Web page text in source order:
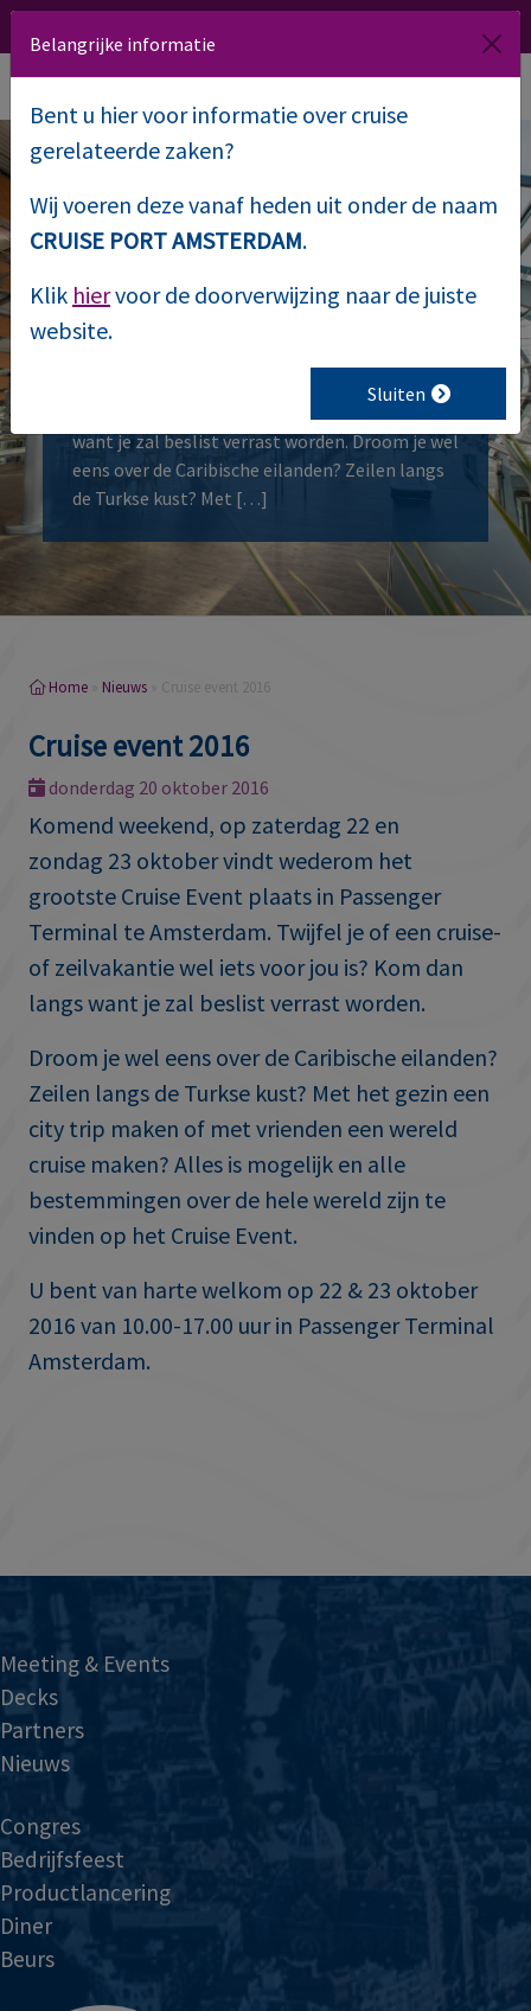
Cruise event 2016
Komend weekend, op zaterdag 22 en zondag 23
oktober vindt wederom het grootste Cruise
Amsterdam. Twijfel je of een cruise- of
want je zal beslist verrast worden. Droom je wel
eens over de Caribische eilanden? Zeilen langs
de Turkse kust? Met […]
Home Nieuws Cruise event 2016
Cruise event 2016
donderdag 20 oktober 2016
Komend weekend, op zaterdag 22 en
zondag 23 oktober vindt wederom het
grootste Cruise Event plaats in Passenger
Terminal te Amsterdam. Twijfel je of een cruise-
of zeilvakantie wel iets voor jou is? Kom dan
langs want je zal beslist verrast worden.
Droom je wel eens over de Caribische eilanden?
Zeilen langs de Turkse kust? Met het gezin een
city trip maken of met vrienden een wereld
cruise maken? Alles is mogelijk en alle
bestemmingen over de hele wereld zijn te
vinden op het Cruise Event.
U bent van harte welkom op 22 & 23 oktober
2016 van 10.00-17.00 uur in Passenger Terminal
Amsterdam.
Meeting & Events
Decks
Partners
Nieuws
Congres
Bedrijfsfeest
Productlancering
Diner
Beurs
Belangrijke informatie
Bent u hier voor informatie over cruise
gerelateerde zaken?
Wij voeren deze vanaf heden uit onder de naam
CRUISE PORT AMSTERDAM.
Klik hiervoor de doorverwijzing naar de juiste
website.
Sluiten